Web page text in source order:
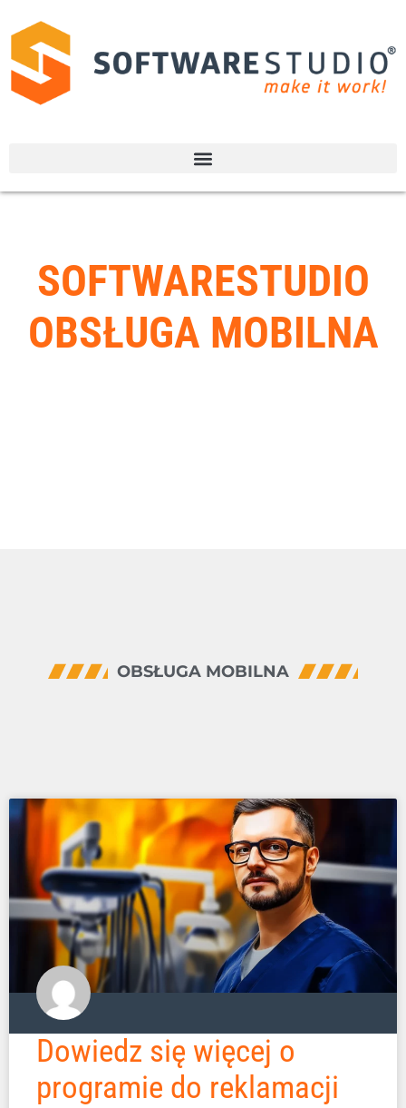
SOFTWARESTUDIO
OBSŁUGA MOBILNA
OBSŁUGA MOBILNA
Dowiedz się więcej o
programie do reklamacji